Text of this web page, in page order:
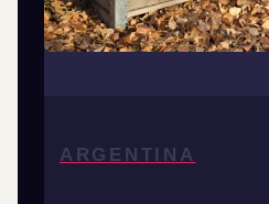
ARGENTINA